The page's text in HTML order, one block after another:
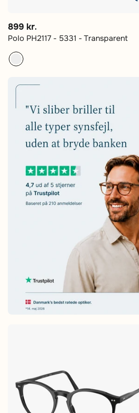
899 kr.
Polo PH2117 - 5331 - Transparent